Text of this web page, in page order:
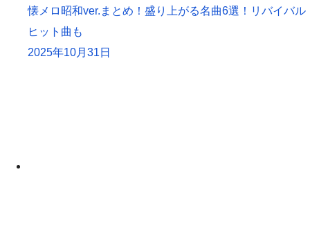
懐メロ昭和ver.まとめ！盛り上がる名曲6選！リバイバル
ヒット曲も
2025年10月31日